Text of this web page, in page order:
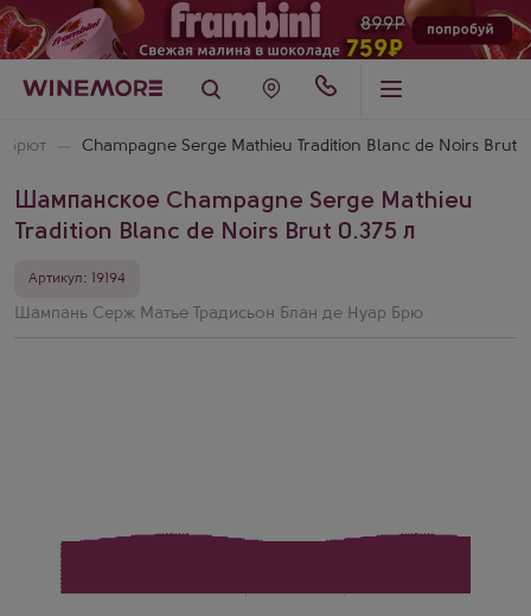
Брют Champagne Serge Mathieu Tradition Blanc de Noirs Brut
Шампанское Champagne Serge Mathieu
Tradition Blanc de Noirs Brut 0.375 л
Артикул: 19194
Шампань Серж Матье Традисьон Блан де Нуар Брю